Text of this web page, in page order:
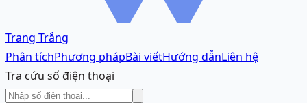
Trang Trắng
Phân tíchPhương phápBài viếtHướng dẫnLiên hệ
Tra cứu số điện thoại